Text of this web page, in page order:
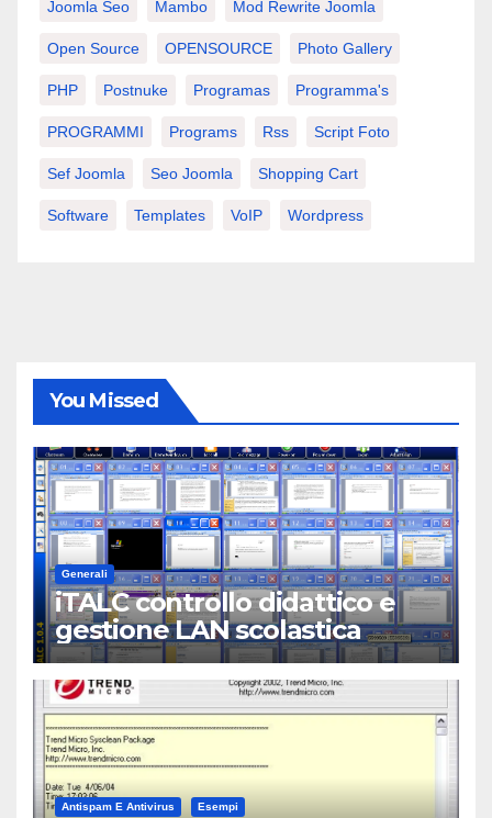
Joomla Seo Mambo Mod Rewrite Joomla
Open Source OPENSOURCE Photo Gallery
PHP Postnuke Programas Programma's
PROGRAMMI Programs Rss Script Foto
Sef Joomla Seo Joomla Shopping Cart
Software Templates VoIP Wordpress
You Missed
Generali
iTALC controllo didattico e
gestione LAN scolastica
Antispam E Antivirus Esempi